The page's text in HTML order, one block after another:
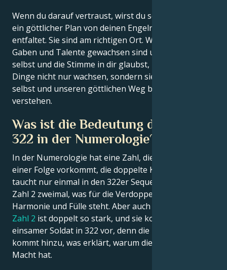
Wenn du darauf vertraust, wirst du sehen, wie sich
ein göttlicher Plan von deinen Engeln für dich
entfaltet. Sie sind am richtigen Ort. Wenn deine
Gaben und Talente gewachsen sind und du an dich
selbst und die Stimme in dir glaubst, lassen uns diese
Dinge nicht nur wachsen, sondern sie lassen uns uns
selbst und unseren göttlichen Weg besser
verstehen.
Was ist die Bedeutung der Zahl
322 in der Numerologie?
In der Numerologie hat eine Zahl, die zweimal in
einer Folge vorkommt, die doppelte Kraft.
taucht nur einmal in den 322er Sequenzen auf, die
Zahl 2 zweimal, was für die Verdoppelung von
Harmonie und Fülle steht. Aber auch der Einfluss der
Zahl 2 ist doppelt so stark, und sie kommt nicht als
einsamer Soldat in 322 vor, denn die
kommt hinzu, was erklärt, warum diese Zahl große
Macht hat.